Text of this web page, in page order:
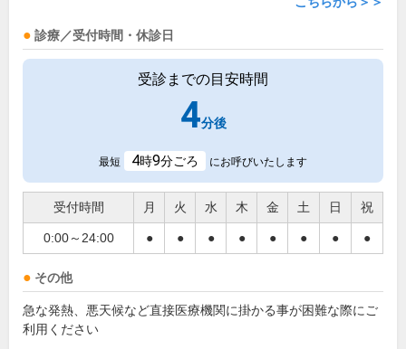
診療／受付時間・休診日
受診までの目安時間
4分後
最短 4時9分ごろ にお呼びいたします
受付時間 月 火 水 木 金 土 日 祝
0:00～24:00 ● ● ● ● ● ● ● ●
その他
急な発熱、悪天候など直接医療機関に掛かる事が困難な際にご
利用ください